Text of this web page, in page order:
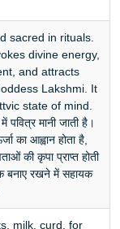
sacred in rituals.
divine energy,
and attracts
Lakshmi. It
state of mind.
में पवित्र मानी जाती है।
का आह्वान होता है,
की कृपा प्राप्त होती
बनाए रखने में सहायक
milk, curd, for